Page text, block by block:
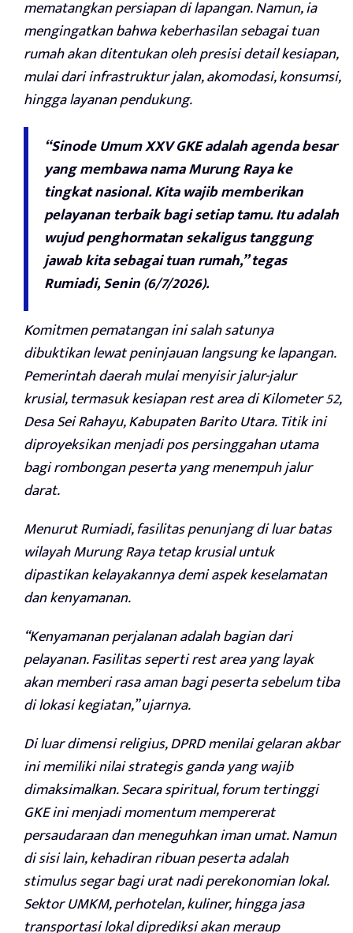
mematangkan persiapan di lapangan. Namun, ia
mengingatkan bahwa keberhasilan sebagai tuan
rumah akan ditentukan oleh presisi detail kesiapan,
mulai dari infrastruktur jalan, akomodasi, konsumsi,
hingga layanan pendukung.
“Sinode Umum XXV GKE adalah agenda besar
yang membawa nama Murung Raya ke
tingkat nasional. Kita wajib memberikan
pelayanan terbaik bagi setiap tamu. Itu adalah
wujud penghormatan sekaligus tanggung
jawab kita sebagai tuan rumah,” tegas
Rumiadi, Senin (6/7/2026).
Komitmen pematangan ini salah satunya
dibuktikan lewat peninjauan langsung ke lapangan.
Pemerintah daerah mulai menyisir jalur-jalur
krusial, termasuk kesiapan rest area di Kilometer 52,
Desa Sei Rahayu, Kabupaten Barito Utara. Titik ini
diproyeksikan menjadi pos persinggahan utama
bagi rombongan peserta yang menempuh jalur
darat.
Menurut Rumiadi, fasilitas penunjang di luar batas
wilayah Murung Raya tetap krusial untuk
dipastikan kelayakannya demi aspek keselamatan
dan kenyamanan.
“Kenyamanan perjalanan adalah bagian dari
pelayanan. Fasilitas seperti rest area yang layak
akan memberi rasa aman bagi peserta sebelum tiba
di lokasi kegiatan,” ujarnya.
Di luar dimensi religius, DPRD menilai gelaran akbar
ini memiliki nilai strategis ganda yang wajib
dimaksimalkan. Secara spiritual, forum tertinggi
GKE ini menjadi momentum mempererat
persaudaraan dan meneguhkan iman umat. Namun
di sisi lain, kehadiran ribuan peserta adalah
stimulus segar bagi urat nadi perekonomian lokal.
Sektor UMKM, perhotelan, kuliner, hingga jasa
transportasi lokal diprediksi akan meraup